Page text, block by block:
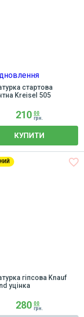
стартова
Kreisel 505
210 00
грн.
КУПИТИ
гіпсова Knauf
уцінка
280 00
грн.
favorite_border